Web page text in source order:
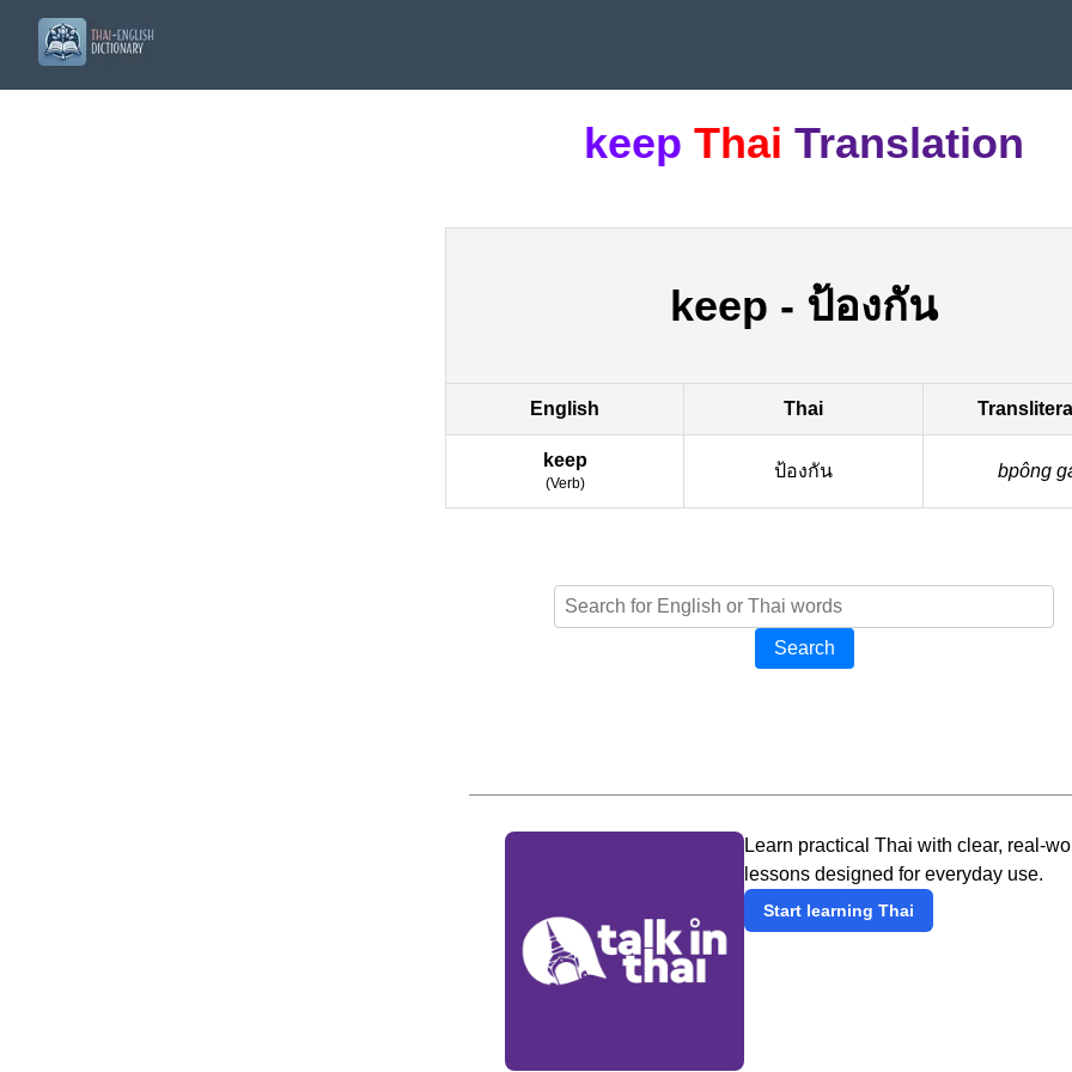
keep Thai Translation
keep - ป้องกัน
English Thai
keep
(Verb)
ป้องกัน bpông
Search
Learn practical Thai with clear, real-
lessons designed for everyday use.
Start learning Thai